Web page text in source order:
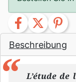
Beschreibung
L’étude
facebook twitter pinterest